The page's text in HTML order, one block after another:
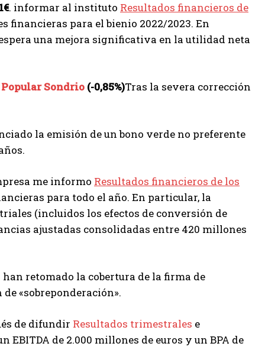
. informar al instituto Resultados financieros de
financieras para el bienio 2022/2023. En
una mejora significativa en la utilidad neta
Popular Sondrio (-0,85%)Tras la severa corrección
la emisión de un bono verde no preferente
me informo Resultados financieros de los
para todo el año. En particular, la
(incluidos los efectos de conversión de
ajustadas consolidadas entre 420 millones
retomado la cobertura de la firma de
«sobreponderación».
de difundir Resultados trimestrales e
de 2.000 millones de euros y un BPA de